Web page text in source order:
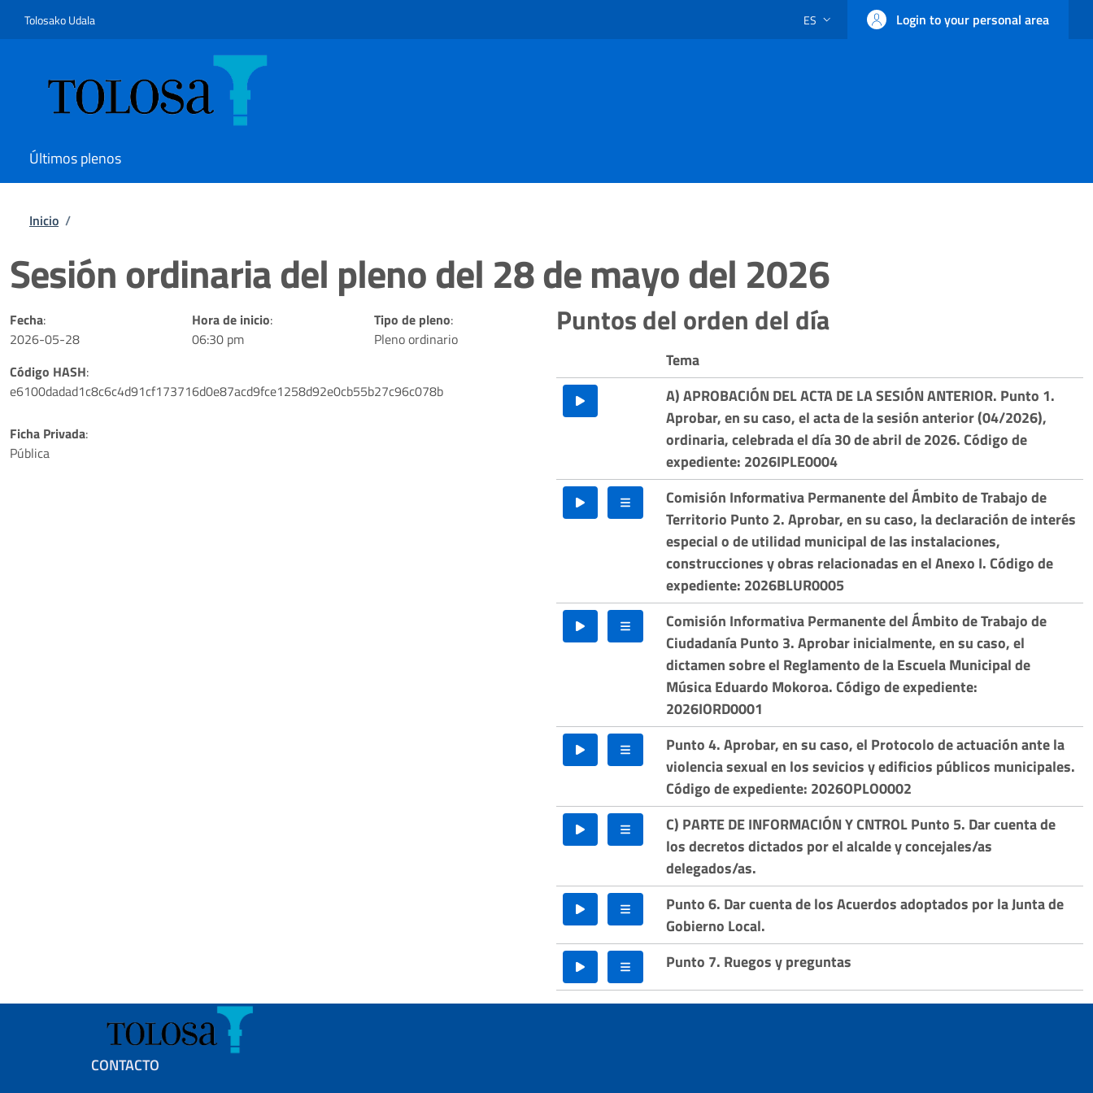
Tolosako Udala ALTERNADOR DE IDIOMA: CURRENT LANGUAGE
ES Login to your personal area
Últimos plenos
Ruta de navegación
Inicio /
Sesión ordinaria del pleno del 28 de mayo del 2026
Fecha:
2026-05-28
Hora de inicio:
06:30 pm
Tipo de pleno:
Pleno ordinario
Código HASH:
e6100dadad1c8c6c4d91cf173716d0e87acd9fce1258d92e0cb55b27c96c078b
Ficha Privada:
Pública
Puntos del orden del día
Tema
A) APROBACIÓN DEL ACTA DE LA SESIÓN ANTERIOR. Punto 1.
Aprobar, en su caso, el acta de la sesión anterior (04/2026),
ordinaria, celebrada el día 30 de abril de 2026. Código de
expediente: 2026IPLE0004
Comisión Informativa Permanente del Ámbito de Trabajo de
Territorio Punto 2. Aprobar, en su caso, la declaración de interés
especial o de utilidad municipal de las instalaciones,
construcciones y obras relacionadas en el Anexo I. Código de
expediente: 2026BLUR0005
Comisión Informativa Permanente del Ámbito de Trabajo de
Ciudadanía Punto 3. Aprobar inicialmente, en su caso, el
dictamen sobre el Reglamento de la Escuela Municipal de
Música Eduardo Mokoroa. Código de expediente:
2026IORD0001
Punto 4. Aprobar, en su caso, el Protocolo de actuación ante la
violencia sexual en los sevicios y edificios públicos municipales.
Código de expediente: 2026OPLO0002
C) PARTE DE INFORMACIÓN Y CNTROL Punto 5. Dar cuenta de
los decretos dictados por el alcalde y concejales/as
delegados/as.
Punto 6. Dar cuenta de los Acuerdos adoptados por la Junta de
Gobierno Local.
Punto 7. Ruegos y preguntas
Footer menu
CONTACTO